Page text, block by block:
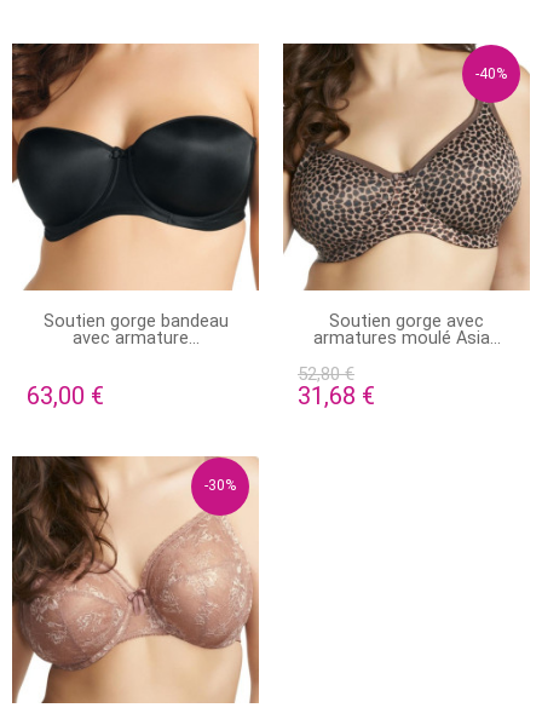
EN STOCK
Soutien gorge bandeau
avec armature...
63,00 €
-40%
EN STOCK
Soutien gorge avec
armatures moulé Asia...
52,80 €
31,68 €
-30%